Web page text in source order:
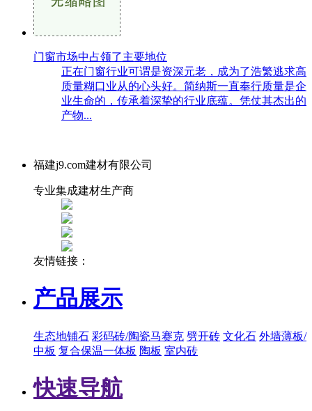
门窗市场中占领了主要地位
正在门窗行业可谓是资深元老，成为了浩繁逃求高
质量糊口业从的心头好。简纳斯一直奉行质量是企
业生命的，传承着深挚的行业底蕴。凭仗其杰出的
产物...
福建j9.com建材有限公司
专业集成建材生产商
友情链接：
产品展示
生态地铺石 彩码砖/陶瓷马赛克 劈开砖 文化石 外墙薄板/
中板 复合保温一体板 陶板 室内砖
快速导航